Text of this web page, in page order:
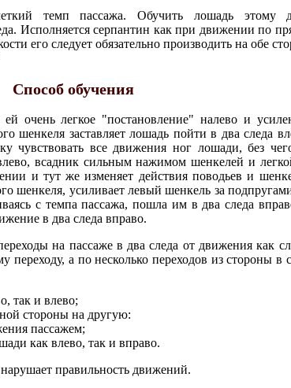
темп пассажа. Обучить лошадь
Исполняется серпантин как при движении по
его следует обязательно производить на обе
Способ обучения
очень легкое "постановление" налево и
шенкеля заставляет лошадь пойти в два следа
чувствовать все движения ног лошади, без
всадник сильным нажимом шенкелей и
и тут же изменяет действия поводьев и
шенкеля, усиливает левый шенкель за
с темпа пассажа, пошла им в два следа
в два следа вправо.
на пассаже в два следа от движения как
а по несколько переходов из стороны в
так и влево;
стороны на другую:
пассажем;
как влево, так и вправо.
правильность движений.